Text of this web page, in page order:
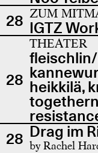
28 ZUM
IGTZ
28
THEATER
heikkilä,
28 Drag im
by Rachel